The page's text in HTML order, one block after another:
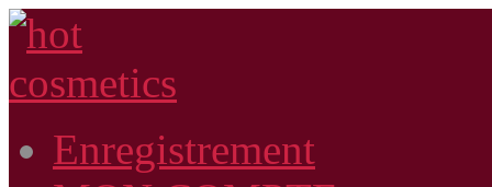
Enregistrement